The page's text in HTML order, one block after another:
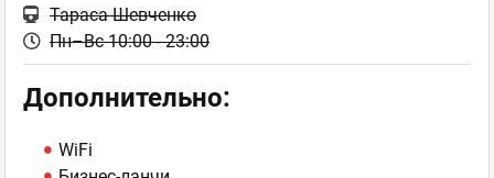
Тараса Шевченко
Пн–Вс 10:00 - 23:00
Дополнительно:
WiFi